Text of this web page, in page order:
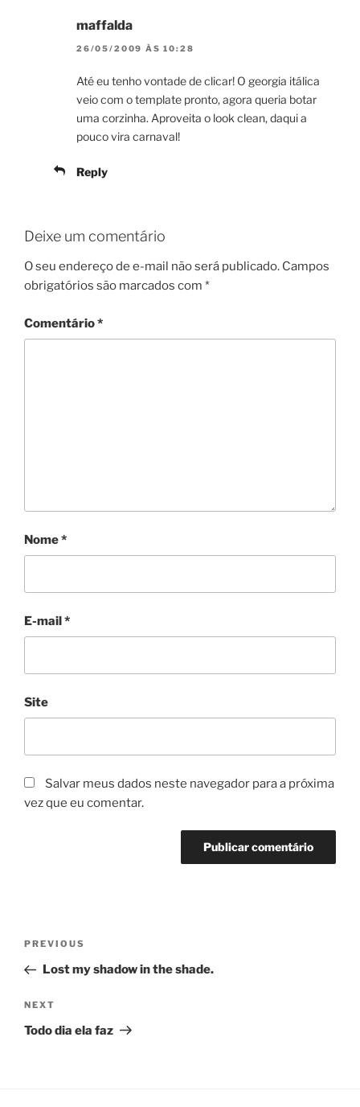
maffalda
26/05/2009 ÀS 10:28
Até eu tenho vontade de clicar! O georgia itálica
veio com o template pronto, agora queria botar
uma corzinha. Aproveita o look clean, daqui a
pouco vira carnaval!
Reply
Deixe um comentário
O seu endereço de e-mail não será publicado. Campos
obrigatórios são marcados com *
Comentário*
Nome*
E-mail*
Site
Salvar meus dados neste navegador para a próxima
vez que eu comentar.
Navegação
Post
Previous
Post
PREVIOUS
Lost my shadow in the shade.
Next
Post
NEXT
Todo dia ela faz